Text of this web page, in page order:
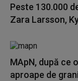
Peste 130.000
Zara Larsson,
MApN, după ce
aproape de